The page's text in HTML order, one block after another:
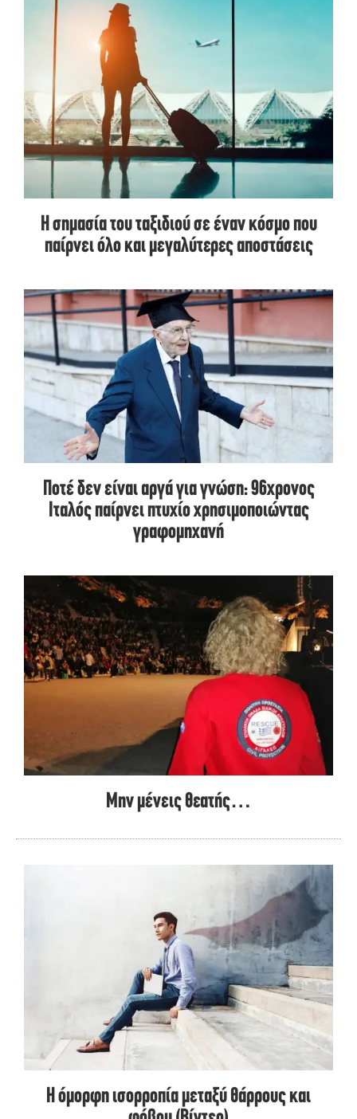
Η σημασία του ταξιδιού σε έναν κόσμο που
παίρνει όλο και μεγαλύτερες αποστάσεις
Ποτέ δεν είναι αργά για γνώση: 96χρονος
Ιταλός παίρνει πτυχίο χρησιμοποιώντας
γραφομηχανή
Μην μένεις θεατής…
Η όμορφη ισορροπία μεταξύ θάρρους και